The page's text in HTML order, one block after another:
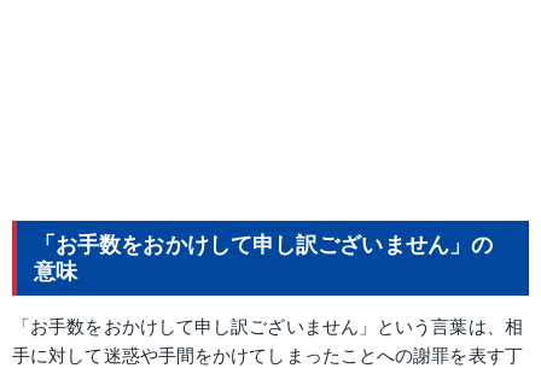
「お手数をおかけして申し訳ございません」の
意味
「お手数をおかけして申し訳ございません」という言葉は、相
手に対して迷惑や手間をかけてしまったことへの謝罪を表す丁